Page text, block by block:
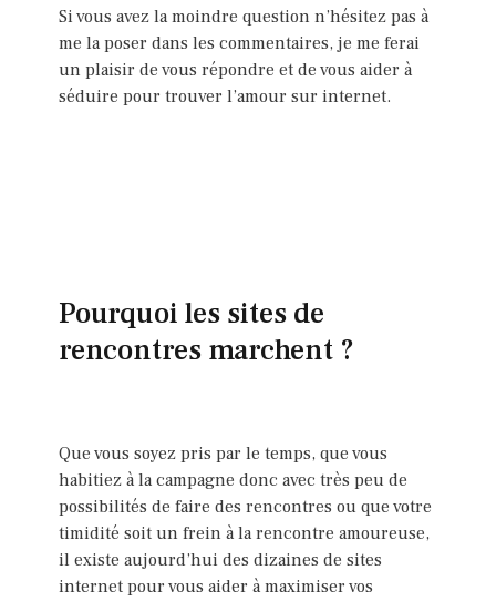
Si vous avez la moindre question n’hésitez pas à
me la poser dans les commentaires, je me ferai
un plaisir de vous répondre et de vous aider à
séduire pour trouver l’amour sur internet.
Pourquoi les sites de
rencontres marchent ?
Que vous soyez pris par le temps, que vous
habitiez à la campagne donc avec très peu de
possibilités de faire des rencontres ou que votre
timidité soit un frein à la rencontre amoureuse,
il existe aujourd’hui des dizaines de sites
internet pour vous aider à maximiser vos